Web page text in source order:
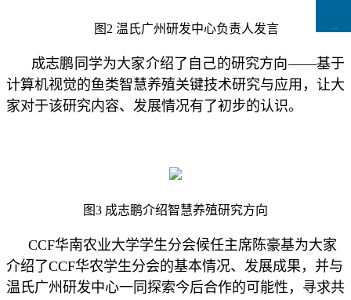
图2 温氏广州研发中心负责人发言
成志鹏同学为大家介绍了自己的研究方向——基于
计算机视觉的鱼类智慧养殖关键技术研究与应用，让大
家对于该研究内容、发展情况有了初步的认识。
图3 成志鹏介绍智慧养殖研究方向
CCF华南农业大学学生分会候任主席陈豪基为大家
介绍了CCF华农学生分会的基本情况、发展成果，并与
温氏广州研发中心一同探索今后合作的可能性，寻求共